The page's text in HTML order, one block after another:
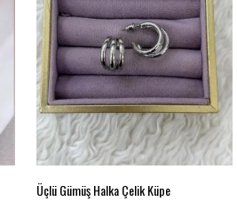
Üçlü Gümüş Halka Çelik Küpe